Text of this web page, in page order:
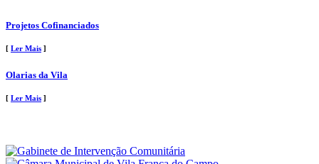
Projetos Cofinanciados
[ Ler Mais ]
Olarias da Vila
[ Ler Mais ]